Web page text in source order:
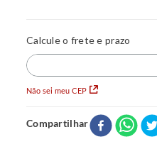
Não sei meu CEP
Compartilhar